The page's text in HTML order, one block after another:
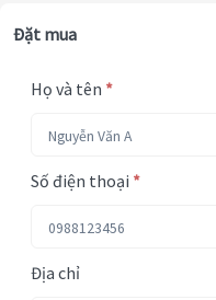
Đặt mua
Họ và tên *
Số điện thoại *
Địa chỉ